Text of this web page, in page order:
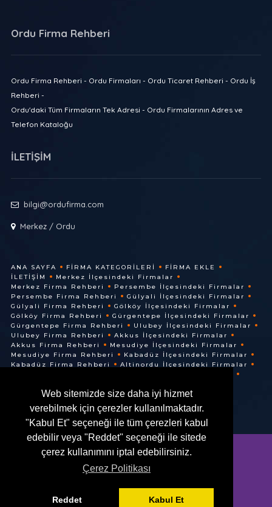
Web sitemizde size daha iyi hizmet
verebilmek için çerezler kullanılmaktadır.
"Kabul Et" seçeneği ile tüm çerezleri kabul
edebilir veya "Reddet" seçeneği ile sitede
çerez kullanımını iptal edebilirsiniz.
Çerez Politikası
Reddet Kabul Et
Ordu Firma Rehberi
Ordu Firma Rehberi - Ordu Firmaları - Ordu Ticaret Rehberi - Ordu İş
Rehberi -
Ordu'daki Tüm Firmaların Tek Adresi - Ordu Firmalarının Adres ve
Telefon Kataloğu
İLETİŞİM
bilgi@ordufirma.com
Merkez / Ordu
ANA SAYFA FIRMA KATEGORILERI
FIRMA EKLE
İLETIŞIM
Merkez İlçesindeki Firmalar
Merkez Firma Rehberi
Persembe İlçesindeki Firmalar
Persembe Firma Rehberi
Gülyali İlçesindeki Firmalar
Gülyali Firma Rehberi
Gölköy İlçesindeki Firmalar
Gölköy Firma Rehberi
Gürgentepe İlçesindeki Firmalar
Gürgentepe Firma Rehberi
Ulubey İlçesindeki Firmalar
Ulubey Firma Rehberi
Akkus İlçesindeki Firmalar
Akkus Firma Rehberi
Mesudiye İlçesindeki Firmalar
Mesudiye Firma Rehberi
Kabadüz İlçesindeki Firmalar
Kabadüz Firma Rehberi
Altinordu İlçesindeki Firmalar
Cuma Firma Rehberi
© @ 2016. Her Hakkı Saklıdır.